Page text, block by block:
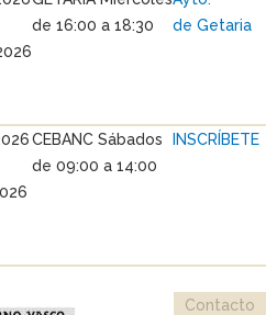
de 16:00 a 18:30
de Getaria
CEBANC Sábados
de 09:00 a 14:00
INSCRÍBETE
Contacto